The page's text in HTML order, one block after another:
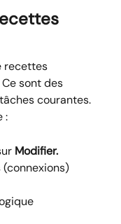
recettes
sont des
courantes.
:
Modifier.